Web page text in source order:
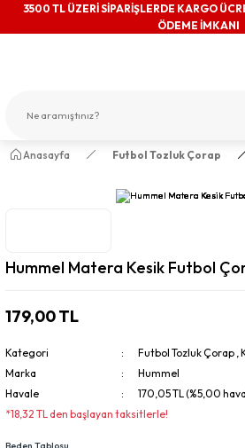
3500 TL ÜZERİ SİPARİŞLERDE KARGO
ÖDEME İMKANI
Anasayfa Futbol Tozluk Çorap
Hummel Matera Kesik Futbol
179,00 TL
Kategori Futbol Tozluk Çorap ,
Marka
Hummel
Havale
170,05 TL (%5,00
*18,32 TL den başlayan taksitlerle!